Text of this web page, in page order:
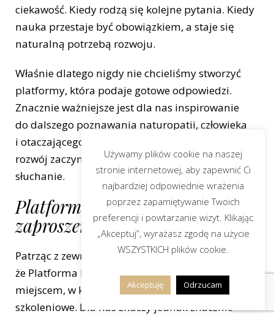
ciekawość. Kiedy rodzą się kolejne pytania. Kiedy
nauka przestaje być obowiązkiem, a staje się
naturalną potrzebą rozwoju.
Właśnie dlatego nigdy nie chcieliśmy stworzyć
platformy, która podaje gotowe odpowiedzi.
Znacznie ważniejsze jest dla nas inspirowanie
do dalszego poznawania naturopatii, człowieka
i otaczającego świata. Bo wierzymy, że prawdziwy
rozwój zaczyna się wtedy, kiedy kończy się bierne
słuchanie.
Platforma Edukacyjna jest
zaproszeniem do wspólnej drogi
Patrząc z zewnątrz, można odnieść wrażenie,
że Platforma Edukacyjna jest po prostu
miejscem, w którym znajdują się materiały
szkoleniowe. Dla nas znaczy jednak znacznie
Używamy plików cookie na naszej
stronie internetowej, aby zapewnić Ci
najbardziej odpowiednie wrażenia
poprzez zapamiętywanie Twoich
preferencji i powtarzanie wizyt. Klikając
„Akceptuj”, wyrażasz zgodę na użycie
WSZYSTKICH plików cookie.
Akceptuję Odrzucam